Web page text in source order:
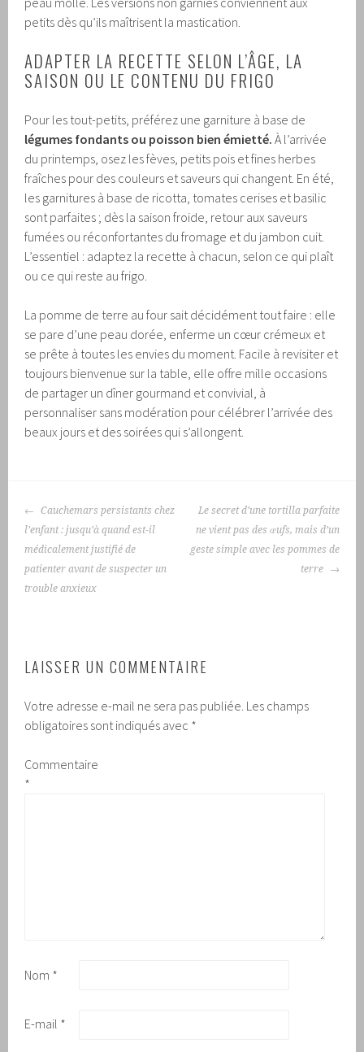
petits dès qu’ils maîtrisent la mastication.
ADAPTER LA RECETTE SELON L’ÂGE, LA
SAISON OU LE CONTENU DU FRIGO
Pour les tout-petits, préférez une garniture à base de
légumes fondants ou poisson bien émietté. À l’arrivée
du printemps, osez les fèves, petits pois et fines herbes
fraîches pour des couleurs et saveurs qui changent. En été,
les garnitures à base de ricotta, tomates cerises et basilic
sont parfaites ; dès la saison froide, retour aux saveurs
fumées ou réconfortantes du fromage et du jambon cuit.
L’essentiel : adaptez la recette à chacun, selon ce qui plaît
ou ce qui reste au frigo.
La pomme de terre au four sait décidément tout faire : elle
se pare d’une peau dorée, enferme un cœur crémeux et
se prête à toutes les envies du moment. Facile à revisiter et
toujours bienvenue sur la table, elle offre mille occasions
de partager un dîner gourmand et convivial, à
personnaliser sans modération pour célébrer l’arrivée des
beaux jours et des soirées qui s’allongent.
NAVIGATION
DES
ARTICLES
Cauchemars persistants chez
l’enfant : jusqu’à quand est-il
médicalement justifié de
patienter avant de suspecter un
trouble anxieux
Le secret d’une tortilla parfaite
ne vient pas des œufs, mais d’un
geste simple avec les pommes de
terre
LAISSER UN COMMENTAIRE
Votre adresse e-mail ne sera pas publiée. Les champs
obligatoires sont indiqués avec *
Commentaire
*
Nom *
E-mail *